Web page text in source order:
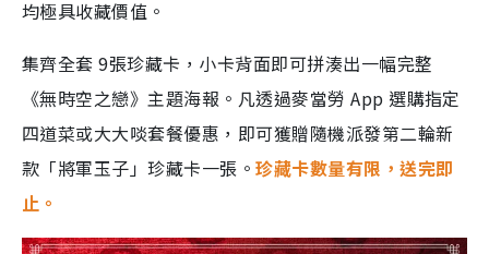
均極具收藏價值。
集齊全套 9張珍藏卡，小卡背面即可拼湊出一幅完整
《無時空之戀》主題海報。凡透過麥當勞 App 選購指定
四道菜或大大啖套餐優惠，即可獲贈隨機派發第二輪新
款「將軍玉子」珍藏卡一張。珍藏卡數量有限，送完即
止。